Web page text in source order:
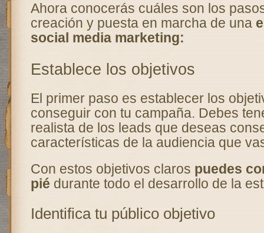
Ahora conocerás cuáles son los
creación y puesta en marcha de una
social media marketing:
Establece los objetivos
El primer paso es establecer los
conseguir con tu campaña. Debes
realista de los leads que deseas
características de la audiencia que
Con estos objetivos claros puedes
pié durante todo el desarrollo de la
Identifica tu público objetivo